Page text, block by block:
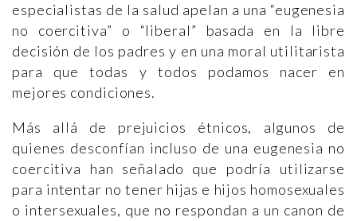
especialistas de la salud apelan a una “eugenesia
no coercitiva” o “liberal” basada en la libre
decisión de los padres y en una moral utilitarista
para que todas y todos podamos nacer en
mejores condiciones.
Más allá de prejuicios étnicos, algunos de
quienes desconfían incluso de una eugenesia no
coercitiva han señalado que podría utilizarse
para intentar no tener hijas e hijos homosexuales
o intersexuales, que no respondan a un canon de